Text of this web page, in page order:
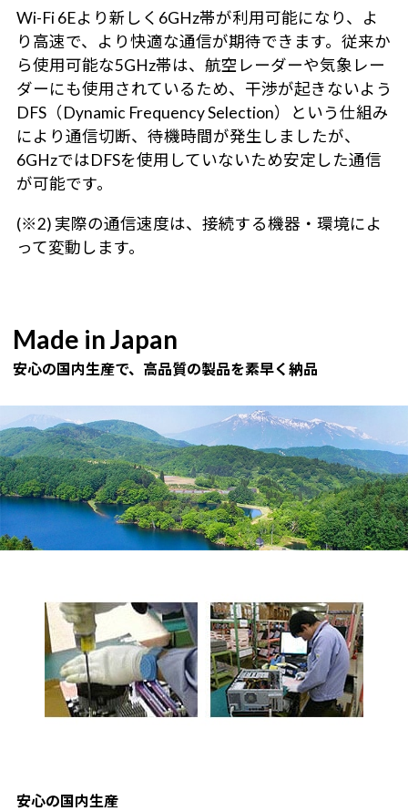
Wi-Fi 6Eより新しく6GHz帯が利用可能になり、よ
り高速で、より快適な通信が期待できます。従来か
ら使用可能な5GHz帯は、航空レーダーや気象レー
ダーにも使用されているため、干渉が起きないよう
DFS（Dynamic Frequency Selection）という仕組み
により通信切断、待機時間が発生しましたが、
6GHzではDFSを使用していないため安定した通信
が可能です。
(※2) 実際の通信速度は、接続する機器・環境によ
って変動します。
Made in Japan
安心の国内生産で、高品質の製品を素早く納品
安心の国内生産